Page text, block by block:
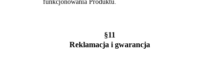
funkcjonowania Produktu.
§11
Reklamacja i gwarancja